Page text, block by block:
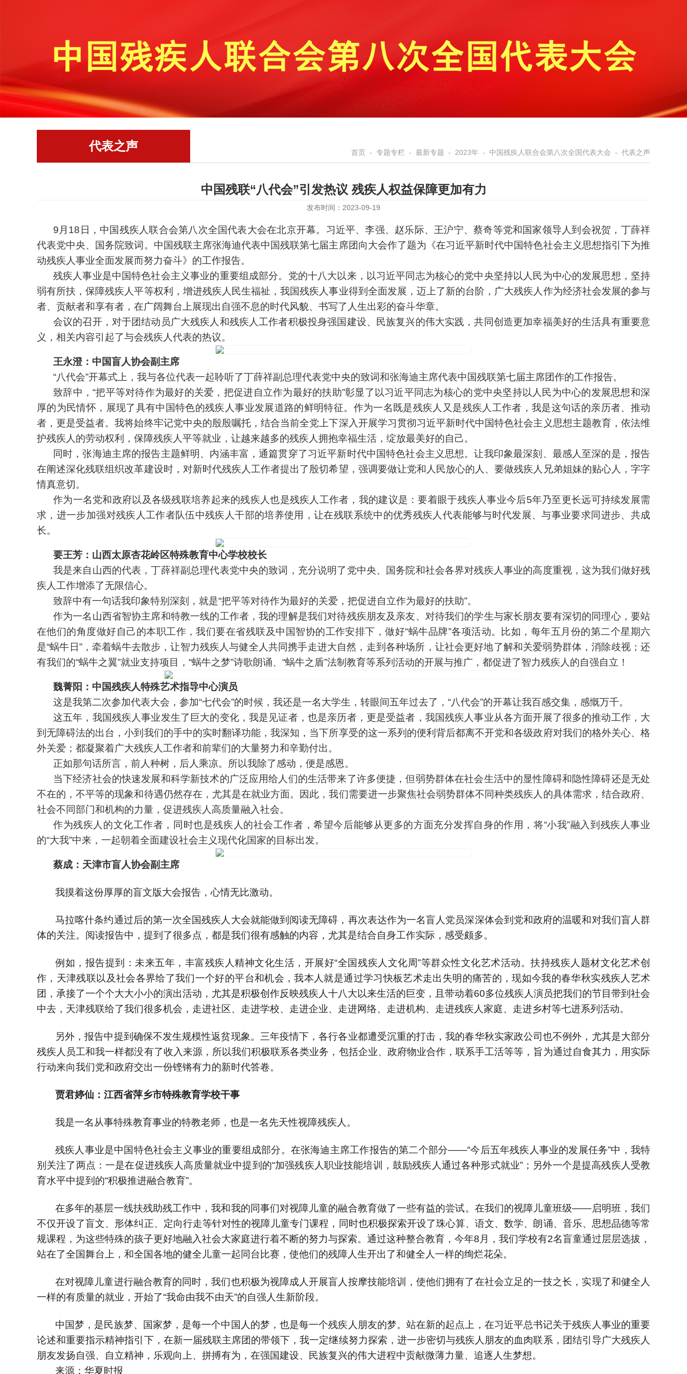
代表之声 首页 - 专题专栏 - 最新专题 - 2023年 - 中国残疾人联合会第八次全国代表大会 - 代表之声
中国残联“八代会”引发热议 残疾人权益保障更加有力
发布时间：2023-09-19
9月18日，中国残疾人联合会第八次全国代表大会在北京开幕。习近平、李强、赵乐际、王沪宁、蔡奇等党和国家领导人到会祝贺，丁薛祥
代表党中央、国务院致词。中国残联主席张海迪代表中国残联第七届主席团向大会作了题为《在习近平新时代中国特色社会主义思想指引下为推
动残疾人事业全面发展而努力奋斗》的工作报告。
残疾人事业是中国特色社会主义事业的重要组成部分。党的十八大以来，以习近平同志为核心的党中央坚持以人民为中心的发展思想，坚持
弱有所扶，保障残疾人平等权利，增进残疾人民生福祉，我国残疾人事业得到全面发展，迈上了新的台阶，广大残疾人作为经济社会发展的参与
者、贡献者和享有者，在广阔舞台上展现出自强不息的时代风貌、书写了人生出彩的奋斗华章。
会议的召开，对于团结动员广大残疾人和残疾人工作者积极投身强国建设、民族复兴的伟大实践，共同创造更加幸福美好的生活具有重要意
义，相关内容引起了与会残疾人代表的热议。
王永澄：中国盲人协会副主席
“八代会”开幕式上，我与各位代表一起聆听了丁薛祥副总理代表党中央的致词和张海迪主席代表中国残联第七届主席团作的工作报告。
致辞中，“把平等对待作为最好的关爱，把促进自立作为最好的扶助”彰显了以习近平同志为核心的党中央坚持以人民为中心的发展思想和深
厚的为民情怀，展现了具有中国特色的残疾人事业发展道路的鲜明特征。作为一名既是残疾人又是残疾人工作者，我是这句话的亲历者、推动
者，更是受益者。我将始终牢记党中央的殷殷嘱托，结合当前全党上下深入开展学习贯彻习近平新时代中国特色社会主义思想主题教育，依法维
护残疾人的劳动权利，保障残疾人平等就业，让越来越多的残疾人拥抱幸福生活，绽放最美好的自己。
同时，张海迪主席的报告主题鲜明、内涵丰富，通篇贯穿了习近平新时代中国特色社会主义思想。让我印象最深刻、最感人至深的是，报告
在阐述深化残联组织改革建设时，对新时代残疾人工作者提出了殷切希望，强调要做让党和人民放心的人、要做残疾人兄弟姐妹的贴心人，字字
情真意切。
作为一名党和政府以及各级残联培养起来的残疾人也是残疾人工作者，我的建议是：要着眼于残疾人事业今后5年乃至更长远可持续发展需
求，进一步加强对残疾人工作者队伍中残疾人干部的培养使用，让在残联系统中的优秀残疾人代表能够与时代发展、与事业要求同进步、共成
长。
要王芳：山西太原杏花岭区特殊教育中心学校校长
我是来自山西的代表，丁薛祥副总理代表党中央的致词，充分说明了党中央、国务院和社会各界对残疾人事业的高度重视，这为我们做好残
疾人工作增添了无限信心。
致辞中有一句话我印象特别深刻，就是“把平等对待作为最好的关爱，把促进自立作为最好的扶助”。
作为一名山西省智协主席和特教一线的工作者，我的理解是我们对待残疾朋友及亲友、对待我们的学生与家长朋友要有深切的同理心，要站
在他们的角度做好自己的本职工作，我们要在省残联及中国智协的工作安排下，做好“蜗牛品牌”各项活动。比如，每年五月份的第二个星期六
是“蜗牛日”，牵着蜗牛去散步，让智力残疾人与健全人共同携手走进大自然，走到各种场所，让社会更好地了解和关爱弱势群体，消除歧视；还
有我们的“蜗牛之翼”就业支持项目，“蜗牛之梦”诗歌朗诵、“蜗牛之盾”法制教育等系列活动的开展与推广，都促进了智力残疾人的自强自立！
魏菁阳：中国残疾人特殊艺术指导中心演员
这是我第二次参加代表大会，参加“七代会”的时候，我还是一名大学生，转眼间五年过去了，“八代会”的开幕让我百感交集，感慨万千。
这五年，我国残疾人事业发生了巨大的变化，我是见证者，也是亲历者，更是受益者，我国残疾人事业从各方面开展了很多的推动工作，大
到无障碍法的出台，小到我们的手中的实时翻译功能，我深知，当下所享受的这一系列的便利背后都离不开党和各级政府对我们的格外关心、格
外关爱；都凝聚着广大残疾人工作者和前辈们的大量努力和辛勤付出。
正如那句话所言，前人种树，后人乘凉。所以我除了感动，便是感恩。
当下经济社会的快速发展和科学新技术的广泛应用给人们的生活带来了许多便捷，但弱势群体在社会生活中的显性障碍和隐性障碍还是无处
不在的，不平等的现象和待遇仍然存在，尤其是在就业方面。因此，我们需要进一步聚焦社会弱势群体不同种类残疾人的具体需求，结合政府、
社会不同部门和机构的力量，促进残疾人高质量融入社会。
作为残疾人的文化工作者，同时也是残疾人的社会工作者，希望今后能够从更多的方面充分发挥自身的作用，将“小我”融入到残疾人事业
的“大我”中来，一起朝着全面建设社会主义现代化国家的目标出发。
蔡成：天津市盲人协会副主席
我摸着这份厚厚的盲文版大会报告，心情无比激动。
马拉喀什条约通过后的第一次全国残疾人大会就能做到阅读无障碍，再次表达作为一名盲人党员深深体会到党和政府的温暖和对我们盲人群
体的关注。阅读报告中，提到了很多点，都是我们很有感触的内容，尤其是结合自身工作实际，感受颇多。
例如，报告提到：未来五年，丰富残疾人精神文化生活，开展好“全国残疾人文化周”等群众性文化艺术活动。扶持残疾人题材文化艺术创
作，天津残联以及社会各界给了我们一个好的平台和机会，我本人就是通过学习快板艺术走出失明的痛苦的，现如今我的春华秋实残疾人艺术
团，承接了一个个大大小小的演出活动，尤其是积极创作反映残疾人十八大以来生活的巨变，且带动着60多位残疾人演员把我们的节目带到社会
中去，天津残联给了我们很多机会，走进社区、走进学校、走进企业、走进网络、走进机构、走进残疾人家庭、走进乡村等七进系列活动。
另外，报告中提到确保不发生规模性返贫现象。三年疫情下，各行各业都遭受沉重的打击，我的春华秋实家政公司也不例外，尤其是大部分
残疾人员工和我一样都没有了收入来源，所以我们积极联系各类业务，包括企业、政府物业合作，联系手工活等等，旨为通过自食其力，用实际
行动来向我们党和政府交出一份铿锵有力的新时代答卷。
贾君婷仙：江西省萍乡市特殊教育学校干事
我是一名从事特殊教育事业的特教老师，也是一名先天性视障残疾人。
残疾人事业是中国特色社会主义事业的重要组成部分。在张海迪主席工作报告的第二个部分——“今后五年残疾人事业的发展任务”中，我特
别关注了两点：一是在促进残疾人高质量就业中提到的“加强残疾人职业技能培训，鼓励残疾人通过各种形式就业”；另外一个是提高残疾人受教
育水平中提到的“积极推进融合教育”。
在多年的基层一线扶残助残工作中，我和我的同事们对视障儿童的融合教育做了一些有益的尝试。在我们的视障儿童班级——启明班，我们
不仅开设了盲文、形体纠正、定向行走等针对性的视障儿童专门课程，同时也积极探索开设了珠心算、语文、数学、朗诵、音乐、思想品德等常
规课程，为这些特殊的孩子更好地融入社会大家庭进行着不断的努力与探索。通过这种整合教育，今年8月，我们学校有2名盲童通过层层选拔，
站在了全国舞台上，和全国各地的健全儿童一起同台比赛，使他们的残障人生开出了和健全人一样的绚烂花朵。
在对视障儿童进行融合教育的同时，我们也积极为视障成人开展盲人按摩技能培训，使他们拥有了在社会立足的一技之长，实现了和健全人
一样的有质量的就业，开始了“我命由我不由天”的自强人生新阶段。
中国梦，是民族梦、国家梦，是每一个中国人的梦，也是每一个残疾人朋友的梦。站在新的起点上，在习近平总书记关于残疾人事业的重要
论述和重要指示精神指引下，在新一届残联主席团的带领下，我一定继续努力探索，进一步密切与残疾人朋友的血肉联系，团结引导广大残疾人
朋友发扬自强、自立精神，乐观向上、拼搏有为，在强国建设、民族复兴的伟大进程中贡献微薄力量、追逐人生梦想。
来源：华夏时报